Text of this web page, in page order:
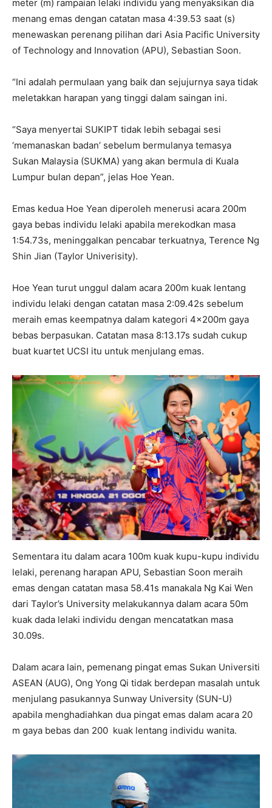
meter (m) rampaian lelaki individu yang menyaksikan dia
menang emas dengan catatan masa 4:39.53 saat (s)
menewaskan perenang pilihan dari Asia Pacific University
of Technology and Innovation (APU), Sebastian Soon.
“Ini adalah permulaan yang baik dan sejujurnya saya tidak
meletakkan harapan yang tinggi dalam saingan ini.
“Saya menyertai SUKIPT tidak lebih sebagai sesi
‘memanaskan badan’ sebelum bermulanya temasya
Sukan Malaysia (SUKMA) yang akan bermula di Kuala
Lumpur bulan depan”, jelas Hoe Yean.
Emas kedua Hoe Yean diperoleh menerusi acara 200m
gaya bebas individu lelaki apabila merekodkan masa
1:54.73s, meninggalkan pencabar terkuatnya, Terence Ng
Shin Jian (Taylor Univerisity).
Hoe Yean turut unggul dalam acara 200m kuak lentang
individu lelaki dengan catatan masa 2:09.42s sebelum
meraih emas keempatnya dalam kategori 4x200m gaya
bebas berpasukan. Catatan masa 8:13.17s sudah cukup
buat kuartet UCSI itu untuk menjulang emas.
Sementara itu dalam acara 100m kuak kupu-kupu individu
lelaki, perenang harapan APU, Sebastian Soon meraih
emas dengan catatan masa 58.41s manakala Ng Kai Wen
dari Taylor’s University melakukannya dalam acara 50m
kuak dada lelaki individu dengan mencatatkan masa
30.09s.
Dalam acara lain, pemenang pingat emas Sukan Universiti
ASEAN (AUG), Ong Yong Qi tidak berdepan masalah untuk
menjulang pasukannya Sunway University (SUN-U)
apabila menghadiahkan dua pingat emas dalam acara 20
m gaya bebas dan 200 kuak lentang individu wanita.